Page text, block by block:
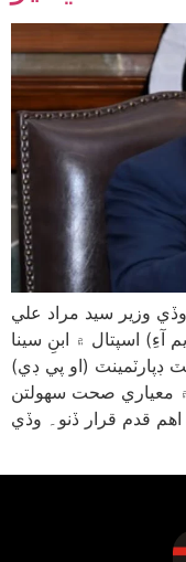
وزير سيد مراد علي
آءِ) اسپتال ۾ ابنِ سينا
ڊپارٽمينٽ (او پي ڊي)
۾ معياري صحت سهولتن